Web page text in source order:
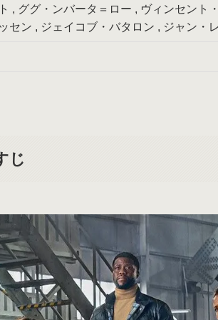
, ググ・ンバータ＝ロー , ヴィンセント
セン , ジェイコブ・バタロン , ジャン・
じ